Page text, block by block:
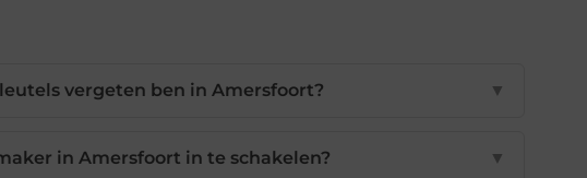
vergeten ben in Amersfoort? ▼
in Amersfoort in te schakelen? ▼